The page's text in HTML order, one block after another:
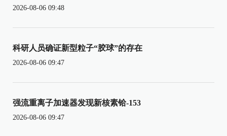
2026-08-06 09:48
科研人员确证新型粒子“胶球”的存在
2026-08-06 09:47
强流重离子加速器发现新核素铪-153
2026-08-06 09:47